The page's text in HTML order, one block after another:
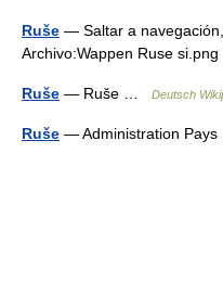
Ruše — Saltar a
Archivo:Wappen Ruse
Ruše — Ruše … Deutsch
Ruše — Administration